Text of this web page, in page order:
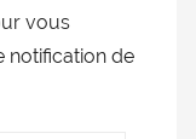
vous
notification de